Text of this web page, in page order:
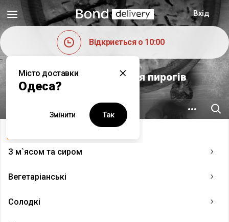
Місто доставки
Одеса?
Змінити Так
Вхід
Відкриється о 10:00
Заріна - Майстерня пирогів
просп. Степана Бандери, 21
15.2 км
З м`ясом та сиром
Вегетаріанські
Солодкі